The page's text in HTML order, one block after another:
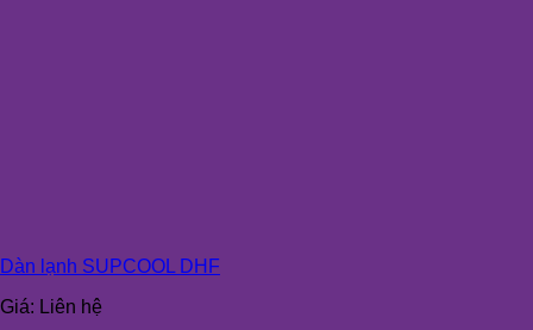
Dàn lạnh SUPCOOL DHF
Giá: Liên hệ